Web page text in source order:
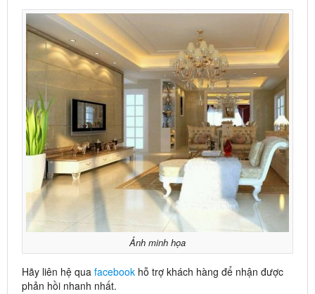
Ảnh minh họa
Hãy liên hệ qua facebook hỗ trợ khách hàng để nhận được
phản hồi nhanh nhất.